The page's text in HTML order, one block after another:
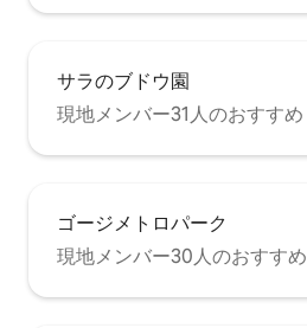
サラのブドウ園
現地メンバー31人のおすすめ
ゴージメトロパーク
現地メンバー30人のおすすめ